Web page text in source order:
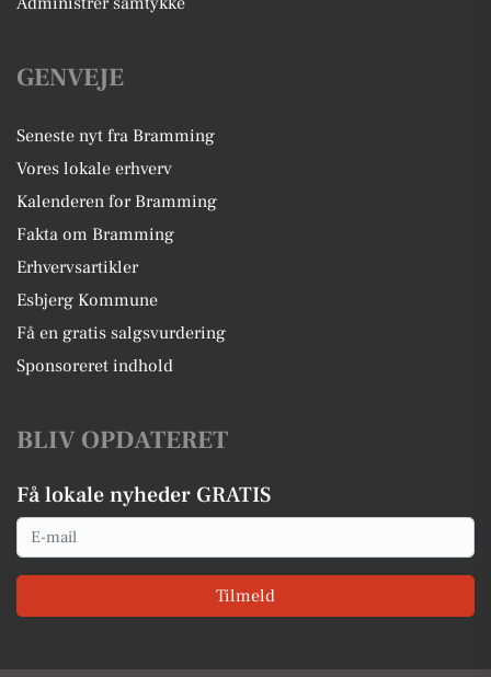
GENVEJE
Seneste nyt fra Bramming
Vores lokale erhverv
Kalenderen for Bramming
Fakta om Bramming
Erhvervsartikler
Esbjerg Kommune
Få en gratis salgsvurdering
Sponsoreret indhold
BLIV OPDATERET
Få lokale nyheder GRATIS
Email
Tilmeld